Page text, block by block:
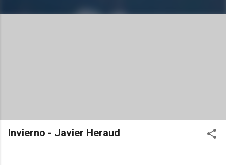
Invierno - Javier Heraud